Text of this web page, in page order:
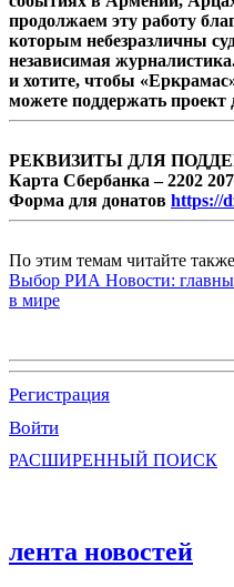
продолжаем эту работу
которым небезразличны
независимая
и хотите, чтобы
можете поддержать
РЕКВИЗИТЫ ДЛЯ
Карта Сбербанка – 2202
Форма для донатов https://
По этим темам читайте также
Выбор РИА Новости:
в мире
Регистрация
Войти
РАСШИРЕННЫЙ ПОИСК
лента новостей